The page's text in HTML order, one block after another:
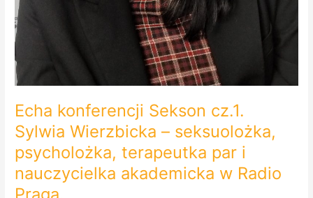
Echa konferencji Sekson cz.1.
Sylwia Wierzbicka – seksuolożka,
psycholożka, terapeutka par i
nauczycielka akademicka w Radio